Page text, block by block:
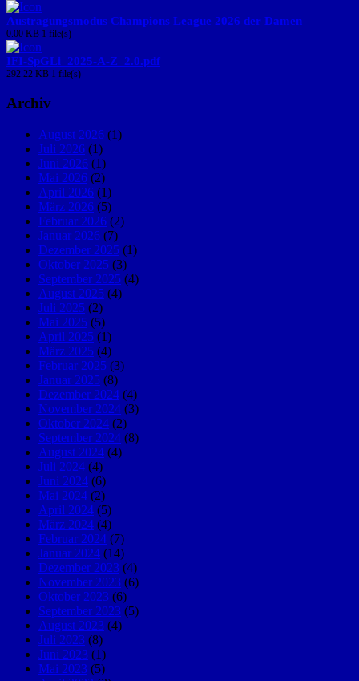
Austragungsmodus Champions League 2026 der Damen
0.00 KB 1 file(s)
IFI-SpGLi_2025-A-Z_2.0.pdf
292.22 KB 1 file(s)
Archiv
August 2026 (1)
Juli 2026 (1)
Juni 2026 (1)
Mai 2026 (2)
April 2026 (1)
März 2026 (5)
Februar 2026 (2)
Januar 2026 (7)
Dezember 2025 (1)
Oktober 2025 (3)
September 2025 (4)
August 2025 (4)
Juli 2025 (2)
Mai 2025 (5)
April 2025 (1)
März 2025 (4)
Februar 2025 (3)
Januar 2025 (8)
Dezember 2024 (4)
November 2024 (3)
Oktober 2024 (2)
September 2024 (8)
August 2024 (4)
Juli 2024 (4)
Juni 2024 (6)
Mai 2024 (2)
April 2024 (5)
März 2024 (4)
Februar 2024 (7)
Januar 2024 (14)
Dezember 2023 (4)
November 2023 (6)
Oktober 2023 (6)
September 2023 (5)
August 2023 (4)
Juli 2023 (8)
Juni 2023 (1)
Mai 2023 (5)